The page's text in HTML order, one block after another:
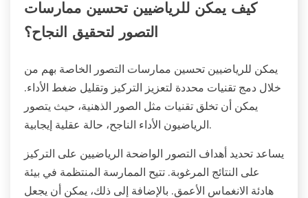
كيف يمكن للرياضيين تحسين ممارسات
التصور لتحقيق النجاح؟
يمكن للرياضيين تحسين ممارسات التصور الخاصة بهم من
خلال دمج تقنيات محددة لتعزيز التركيز وتقليل ضغط الأداء.
يمكن أن تخلق تقنيات مثل الصور الذهنية، حيث يتصور
الرياضيون الأداء الناجح، حالة عقلية إيجابية.
يساعد تحديد أهداف التصور الواضحة الرياضيين على التركيز
على النتائج المرغوبة. تتيح الممارسة المنتظمة في بيئة
هادئة الانغماس الأعمق. بالإضافة إلى ذلك، يمكن أن يجعل